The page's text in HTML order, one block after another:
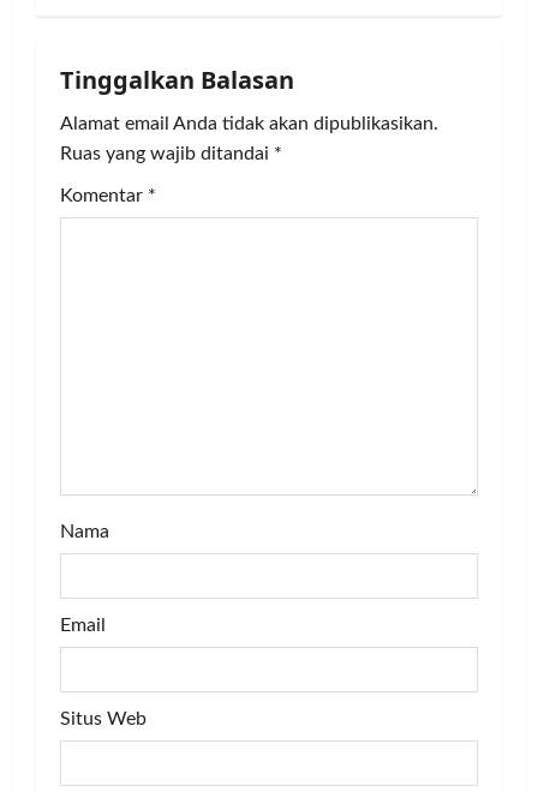
a
v
i
g
Tinggalkan Balasan
Alamat email Anda tidak akan dipublikasikan.
Ruas yang wajib ditandai *
Komentar *
Nama
Email
Situs Web